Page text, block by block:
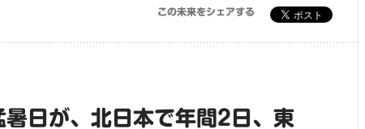
この未来をシェアする
日が、北日本で年間2日、東